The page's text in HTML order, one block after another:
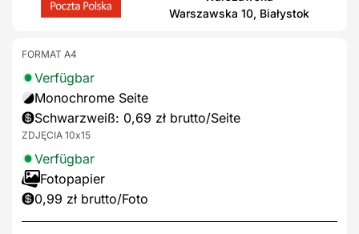
Warszawska 10, Białystok
FORMAT A4
Verfügbar
Monochrome Seite
Schwarzweiß: 0,69 zł brutto/Seite
ZDJĘCIA 10x15
Verfügbar
Fotopapier
0,99 zł brutto/Foto